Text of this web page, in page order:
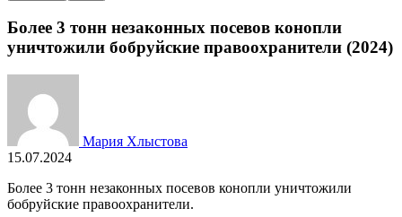
Более 3 тонн незаконных посевов конопли
уничтожили бобруйские правоохранители (2024)
Мария Хлыстова
15.07.2024
Более 3 тонн незаконных посевов конопли уничтожили
бобруйские правоохранители.